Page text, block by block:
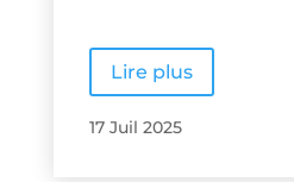
Lire plus
17 Juil 2025